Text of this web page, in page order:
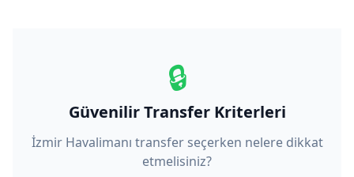
🔒
Güvenilir Transfer Kriterleri
İzmir Havalimanı transfer seçerken nelere dikkat
etmelisiniz?